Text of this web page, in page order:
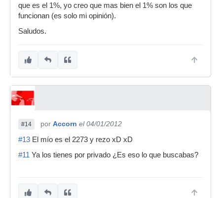
que es el 1%, yo creo que mas bien el 1% son los que
funcionan (es solo mi opinión).
Saludos.
#14 por Accorn el 04/01/2012
#13 El mío es el 2273 y rezo xD xD
#11 Ya los tienes por privado ¿Es eso lo que buscabas?